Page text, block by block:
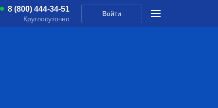
8 (800) 444-34-51
Круглосуточно
Войти